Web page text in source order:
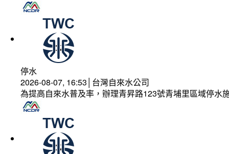
停水
2026-08-07, 16:53│台灣自來水公司
為提高自來水普及率，辦理青昇路123號青埔里區域停水